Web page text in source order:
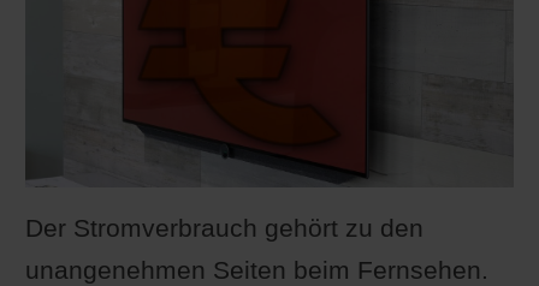
Der Stromverbrauch gehört zu den
unangenehmen Seiten beim Fernsehen.